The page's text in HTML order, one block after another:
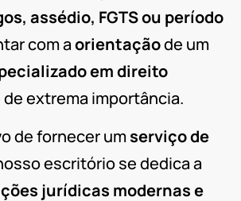
assédio, FGTS ou período
com aorientaçãode um
em direito
de extrema importância.
de fornecer umserviço de
escritório se dedica a
jurídicas modernas e